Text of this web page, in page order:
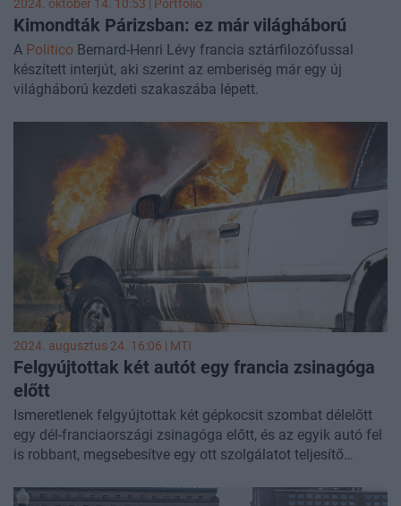
2024. október 14. 10:53 | Portfolio
Kimondták Párizsban: ez már világháború
A Politico Bernard-Henri Lévy francia sztárfilozófussal
készített interjút, aki szerint az emberiség már egy új
világháború kezdeti szakaszába lépett.
2024. augusztus 24. 16:06 | MTI
Felgyújtottak két autót egy francia zsinagóga
előtt
Ismeretlenek felgyújtottak két gépkocsit szombat délelőtt
egy dél-franciaországi zsinagóga előtt, és az egyik autó fel
is robbant, megsebesítve egy ott szolgálatot teljesítő
polgármestere.